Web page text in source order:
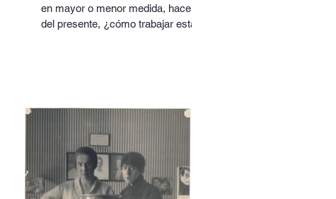
en mayor o menor medida, hacerlo
del presente, ¿cómo trabajar esta
dimensiones, más que dialogar, se
solapan en un mutuo extrañamiento
del que ninguna sale intocada.